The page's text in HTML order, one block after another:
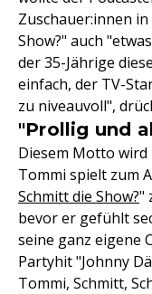
Zuschauer:innen
Show?" auch
der 35-Jährige
einfach, der TV-
zu niveauvoll",
"Prollig und
Diesem Motto
Tommi spielt zum
Schmitt die Show?"
bevor er gefühlt
seine ganz eigene
Partyhit "Johnny
Tommi, Schmitt,